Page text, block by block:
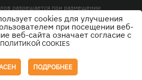
разрешается при размещении
KP.UA в первом абзаце.
Все права защищены.
cookies для улучшения
при посещении веб-
веб-сайта означает согласие с
ПОЛИТИКОЙ COOKIES
ПОДРОБНЕЕ